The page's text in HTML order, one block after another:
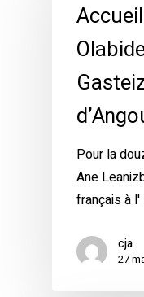
Pour la
Ane
français à
cja
27